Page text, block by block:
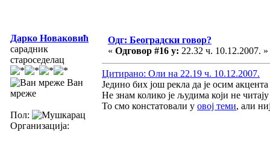
Дарко Новаковић
сарадник
староседелац
Ван
мреже
Пол:
Организација:
Одг: Београдски говор?
« Одговор #16 у: 22.32 ч. 10.12.2007. »
Цитирано: Оли на 22.19 ч. 10.12.2007.
Једино бих још рекла да је осим
Не знам колико је људима који не
То смо констатовали у овој теми, али